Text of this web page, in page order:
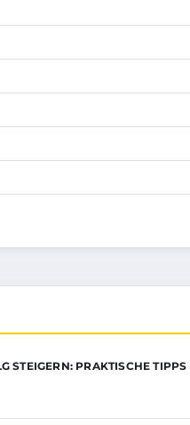
STEIGERN: PRAKTISCHE